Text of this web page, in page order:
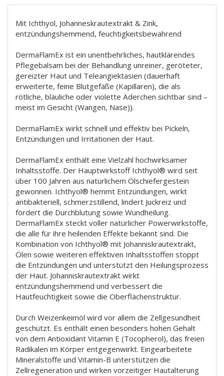
Mit Ichthyol, Johanneskrautextrakt & Zink,
entzündungshemmend, feuchtigkeitsbewahrend
DermaFlamEx ist ein unentbehrliches, hautklärendes
Pflegebalsam bei der Behandlung unreiner, geröteter,
gereizter Haut und Teleangiektasien (dauerhaft
erweiterte, feine Blutgefäße (Kapillaren), die als
rötliche, bläuliche oder violette Äderchen sichtbar sind –
meist im Gesicht (Wangen, Nase)).
DermaFlamEx wirkt schnell und effektiv bei Pickeln,
Entzündungen und Irritationen der Haut.
DermaFlamEx enthält eine Vielzahl hochwirksamer
Inhaltsstoffe. Der Hauptwirkstoff Ichthyol® wird seit
über 100 Jahren aus natürlichem Ölschiefergestein
gewonnen. Ichthyol® hemmt Entzündungen, wirkt
antibakteriell, schmerzstillend, lindert Juckreiz und
fördert die Durchblutung sowie Wundheilung.
DermaFlamEx steckt voller natürlicher Powerwirkstoffe,
die alle für ihre heilenden Effekte bekannt sind. Die
Kombination von Ichthyol® mit Johanniskrautextrakt,
Ölen sowie weiteren effektiven Inhaltsstoffen stoppt
die Entzündungen und unterstützt den Heilungsprozess
der Haut. Johanniskrautextrakt wirkt
entzündungshemmend und verbessert die
Hautfeuchtigkeit sowie die Oberflächenstruktur.
Durch Weizenkeimöl wird vor allem die Zellgesundheit
geschützt. Es enthält einen besonders hohen Gehalt
von dem Antioxidant Vitamin E (Tocopherol), das freien
Radikalen im Körper entgegenwirkt. Eingearbeitete
Mineralstoffe und Vitamin-B unterstützen die
Zellregeneration und wirken vorzeitiger Hautalterung